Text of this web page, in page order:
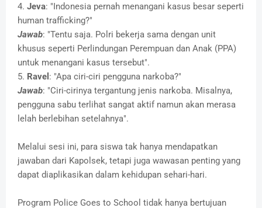
4. Jeva: "Indonesia pernah menangani kasus besar seperti
human trafficking?"
Jawab: "Tentu saja. Polri bekerja sama dengan unit
khusus seperti Perlindungan Perempuan dan Anak (PPA)
untuk menangani kasus tersebut".
5. Ravel : "Apa ciri-ciri pengguna narkoba?"
Jawab: "Ciri-cirinya tergantung jenis narkoba. Misalnya,
pengguna sabu terlihat sangat aktif namun akan merasa
lelah berlebihan setelahnya".
Melalui sesi ini, para siswa tak hanya mendapatkan
jawaban dari Kapolsek, tetapi juga wawasan penting yang
dapat diaplikasikan dalam kehidupan sehari-hari.
Program Police Goes to School tidak hanya bertujuan